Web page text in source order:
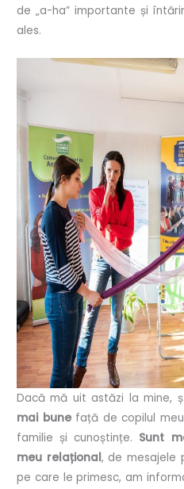
de „a-ha” importante și
ales.
Dacă mă uit astăzi la mine,
mai bunefață de copilul
familie și cunoștințe. Sunt
meu relațional, de mesajele
pe care le primesc, am